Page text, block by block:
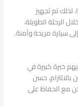
لذلك تم تجهيز
الرحلة الطويلة،
سيارة مريحة وآمنة.
خبرة كبيرة في
حسن
مع الحفاظ على